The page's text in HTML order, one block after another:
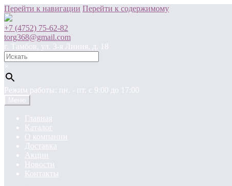
Перейти к навигации Перейти к содержимому
+7 (4752) 75-62-82
torg368@gmail.com
г. Тамбов, ул. 3-я Линия, д. 18
×
Режим работы: пн. - пт. c 9:00 до 17:00
Меню
Главная
Каталог
О компании
Доставка
Акции
Новости
Контакты